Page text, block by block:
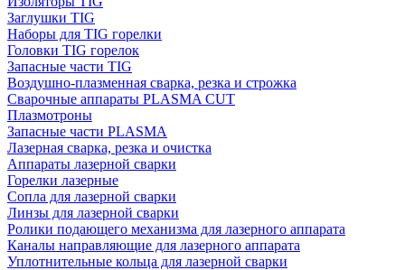
Заглушки TIG
Наборы для TIG горелки
Головки TIG горелок
Запасные части TIG
Воздушно-плазменная сварка, резка и строжка
Сварочные аппараты PLASMA CUT
Плазмотроны
Запасные части PLASMA
Лазерная сварка, резка и очистка
Аппараты лазерной сварки
Горелки лазерные
Сопла для лазерной сварки
Линзы для лазерной сварки
Ролики подающего механизма для лазерного аппарата
Каналы направляющие для лазерного аппарата
Уплотнительные кольца для лазерной сварки